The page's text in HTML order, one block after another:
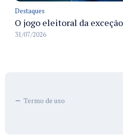
Destaques
O jogo eleitoral da exceção
31/07/2026
Termo de uso